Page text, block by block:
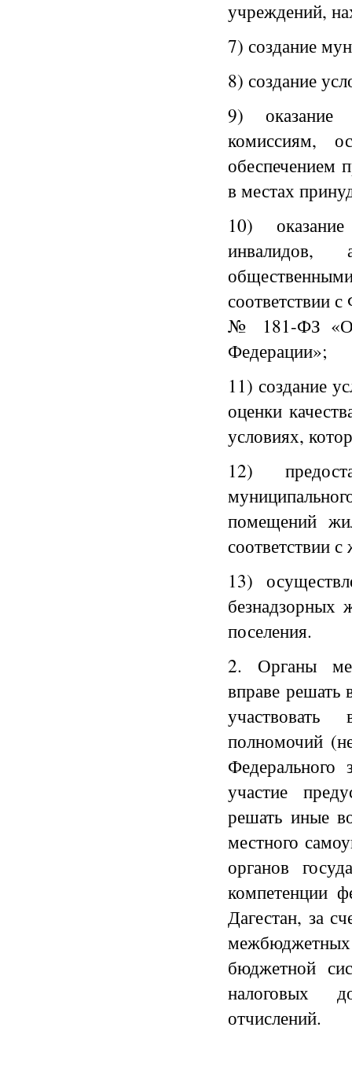
учреждений,
7) создание
8) создание
9) оказание
комиссиям,
обеспечением
в местах
10)
инвалидов,
соответствии
№ 181-ФЗ «О
Федерации»;
11) создание
оценки
условиях,
12)
помещений
соответствии
13)
безнадзорных
поселения.
2. Органы
вправе решать
полномочий
участие
решать иные
местного
органов
компетенции
Дагестан, за
бюджетной
налоговых
отчислений.